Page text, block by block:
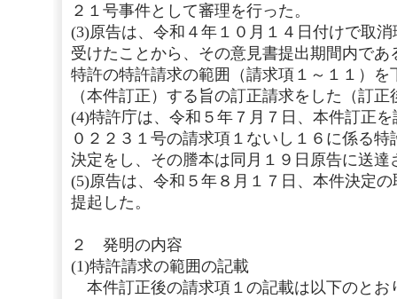
２１号事件として審理を行った。
(3)原告は、令和４年１０月１４日付けで取
受けたことから、その意見書提出期間内で
特許の特許請求の範囲（請求項１～１１）を
（本件訂正）する旨の訂正請求をした（訂
(4)特許庁は、令和５年７月７日、本件訂正
０２２３１号の請求項１ないし１６に係る
決定をし、その謄本は同月１９日原告に送達
(5)原告は、令和５年８月１７日、本件決定
提起した。
２ 発明の内容
(1)特許請求の範囲の記載
本件訂正後の請求項１の記載は以下のとお